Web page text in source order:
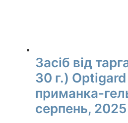
Засіб від
30 г.)
приманка-
серпень,